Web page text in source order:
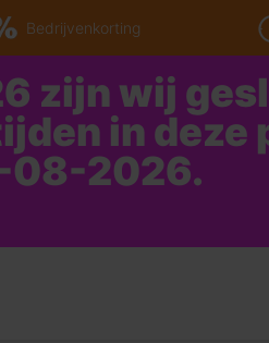
Bedrijvenkorting
zijn wij
in
08-2026.